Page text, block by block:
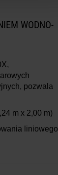
WODNO-
pozwala
m x 2,00 m)
liniowego